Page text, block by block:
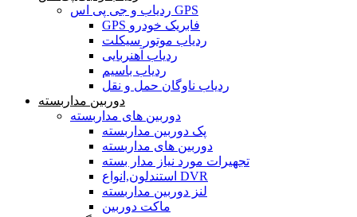
ردیاب و جی پی اس GPS
GPS فابریک خودرو
ردیاب موتور سیکلت
ردیاب آهنربایی
ردیاب باسیم
ردیاب ناوگان حمل و نقل
دوربین مداربسته
دوربین های مداربسته
پک دوربین مداربسته
دوربین های مداربسته
تجهیرات مورد نیاز مدار بسته
استندلون,انواع DVR
لنز دوربین مداربسته
ماکت دوربین